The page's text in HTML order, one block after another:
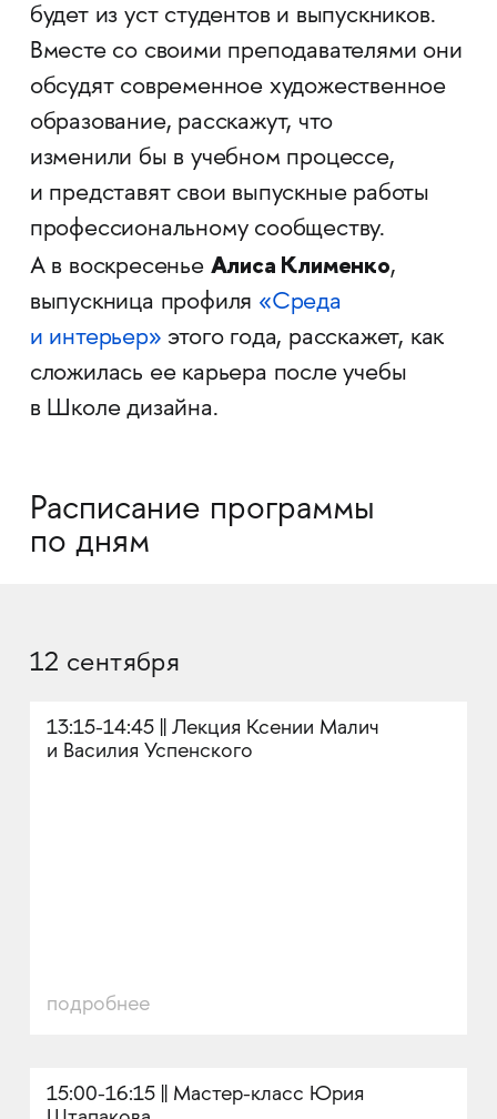
будет из уст студентов и выпускников.
Вместе со своими преподавателями они
обсудят современное художественное
образование, расскажут, что
изменили бы в учебном процессе,
и представят свои выпускные работы
профессиональному сообществу.
А в воскресенье Алиса Клименко,
выпускница профиля «Среда
и интерьер» этого года, расскажет, как
сложилась ее карьера после учебы
в Школе дизайна.
Расписание программы
по дням
12 сентября
13:15-14:45 || Лекция Ксении Малич
и Василия Успенского
подробнее
15:00-16:15 || Мастер-класс Юрия